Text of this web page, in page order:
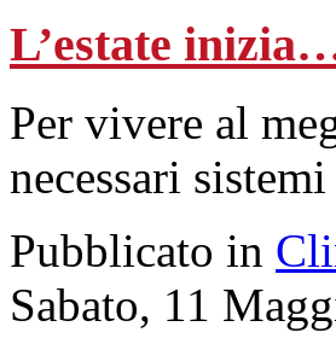
L’estate
Per vivere al
necessari
Pubblicato in
Sabato, 11